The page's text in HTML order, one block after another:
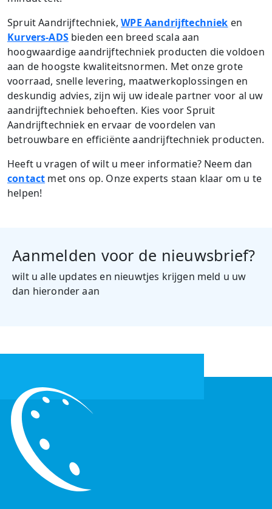
Spruit Aandrijftechniek,WPE Aandrijftechniek en
Kurvers-ADSbieden een breed scala aan
hoogwaardige aandrijftechniek producten die voldoen
aan de hoogste kwaliteitsnormen. Met onze grote
voorraad, snelle levering, maatwerkoplossingen en
deskundig advies, zijn wij uw ideale partner voor al uw
aandrijftechniek behoeften. Kies voor Spruit
Aandrijftechniek en ervaar de voordelen van
betrouwbare en efficiënte aandrijftechniek producten.
Heeft u vragen of wilt u meer informatie? Neem dan
contact met ons op. Onze experts staan klaar om u te
helpen!
Aanmelden voor de nieuwsbrief?
wilt u alle updates en nieuwtjes krijgen meld u uw
dan hieronder aan